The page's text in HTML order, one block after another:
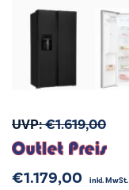
UVP:€1.619,00
€1.179,00 inkl. MwSt.